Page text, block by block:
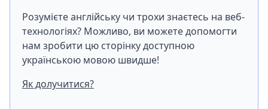
Розумієте англійську чи трохи знаєтесь на веб-
технологіях? Можливо, ви можете допомогти
нам зробити цю сторінку доступною
українською мовою швидше!
Як долучитися?